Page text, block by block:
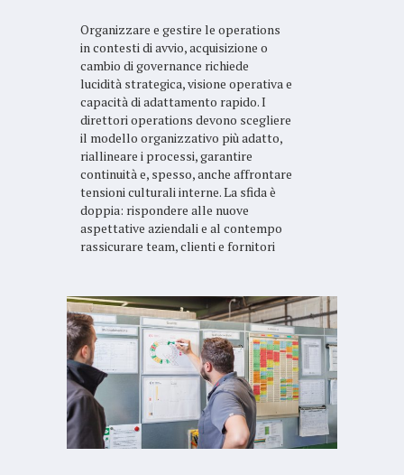
Organizzare e gestire le operations
in contesti di avvio, acquisizione o
cambio di governance richiede
lucidità strategica, visione operativa e
capacità di adattamento rapido. I
direttori operations devono scegliere
il modello organizzativo più adatto,
riallineare i processi, garantire
continuità e, spesso, anche affrontare
tensioni culturali interne. La sfida è
doppia: rispondere alle nuove
aspettative aziendali e al contempo
rassicurare team, clienti e fornitori